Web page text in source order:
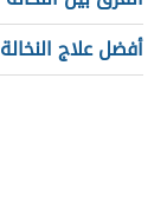
أفضل علاج